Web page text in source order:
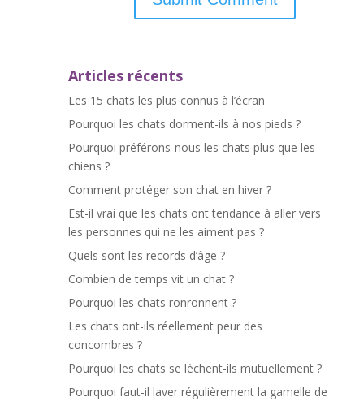
Articles récents
Les 15 chats les plus connus à l’écran
Pourquoi les chats dorment-ils à nos pieds ?
Pourquoi préférons-nous les chats plus que les
chiens ?
Comment protéger son chat en hiver ?
Est-il vrai que les chats ont tendance à aller vers
les personnes qui ne les aiment pas ?
Quels sont les records d’âge ?
Combien de temps vit un chat ?
Pourquoi les chats ronronnent ?
Les chats ont-ils réellement peur des
concombres ?
Pourquoi les chats se lèchent-ils mutuellement ?
Pourquoi faut-il laver régulièrement la gamelle de